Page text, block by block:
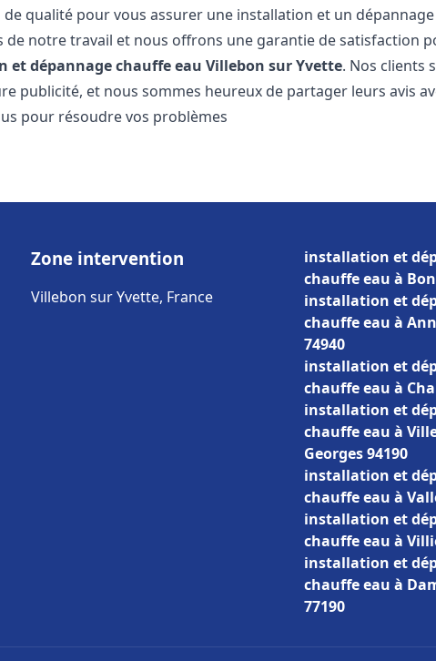
qualité pour vous assurer une installation et un dépannage
de notre travail et nous offrons une garantie de satisfaction
et dépannage chauffe eau Villebon sur Yvette. Nos clients
publicité, et nous sommes heureux de partager leurs avis
pour résoudre vos problèmes
Zone intervention
Villebon sur Yvette, France
installation et
chauffe eau à
installation et
chauffe eau à
74940
installation et
chauffe eau à
installation et
chauffe eau à
Georges 94190
installation et
chauffe eau à
installation et
chauffe eau à
installation et
chauffe eau à
77190